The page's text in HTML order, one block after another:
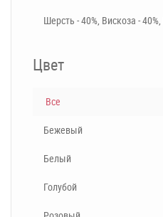
Шерсть - 40%, Вискоза -
Цвет
Все
Бежевый
Белый
Голубой